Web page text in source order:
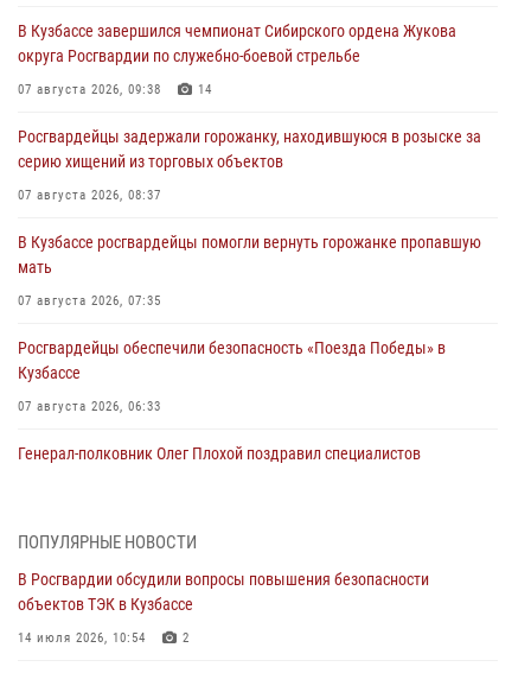
В Кузбассе завершился чемпионат Сибирского ордена Жукова
округа Росгвардии по служебно-боевой стрельбе
07 августа 2026, 09:38 14
Росгвардейцы задержали горожанку, находившуюся в розыске за
серию хищений из торговых объектов
07 августа 2026, 08:37
В Кузбассе росгвардейцы помогли вернуть горожанке пропавшую
мать
07 августа 2026, 07:35
Росгвардейцы обеспечили безопасность «Поезда Победы» в
Кузбассе
07 августа 2026, 06:33
Генерал-полковник Олег Плохой поздравил специалистов
07 августа 2026, 05:32
С 1 сентября 2026 года вступает в силу новый федеральный закон о
частной охранной деятельности
06 августа 2026, 10:19
ПОПУЛЯРНЫЕ НОВОСТИ
В Росгвардии обсудили вопросы повышения безопасности
объектов ТЭК в Кузбассе
14 июля 2026, 10:54 2